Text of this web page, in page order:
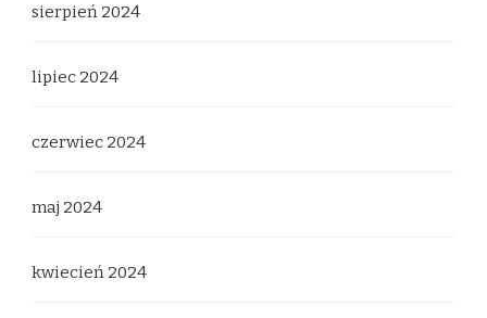
sierpień 2024
lipiec 2024
czerwiec 2024
maj 2024
kwiecień 2024